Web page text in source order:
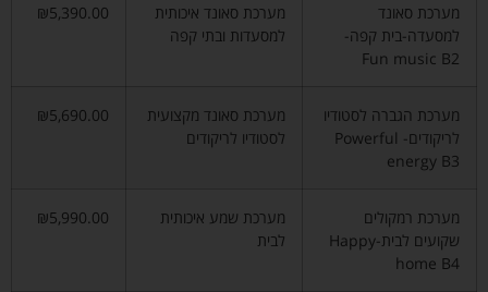
מערכת סאונד
למסעדה-בית קפה-
Fun music B2
מערכת סאונד איכותית
למסעדות ובתי קפה
₪5,390.00
מערכת הגברה לסטודיו
לריקודים- Powerful
energy B3
מערכת סאונד מקצועית
לסטודיו לריקודים
₪5,690.00
מערכת רמקולים
שקועים לבית-Happy
home B4
מערכת שמע איכותית
לבית
₪5,990.00